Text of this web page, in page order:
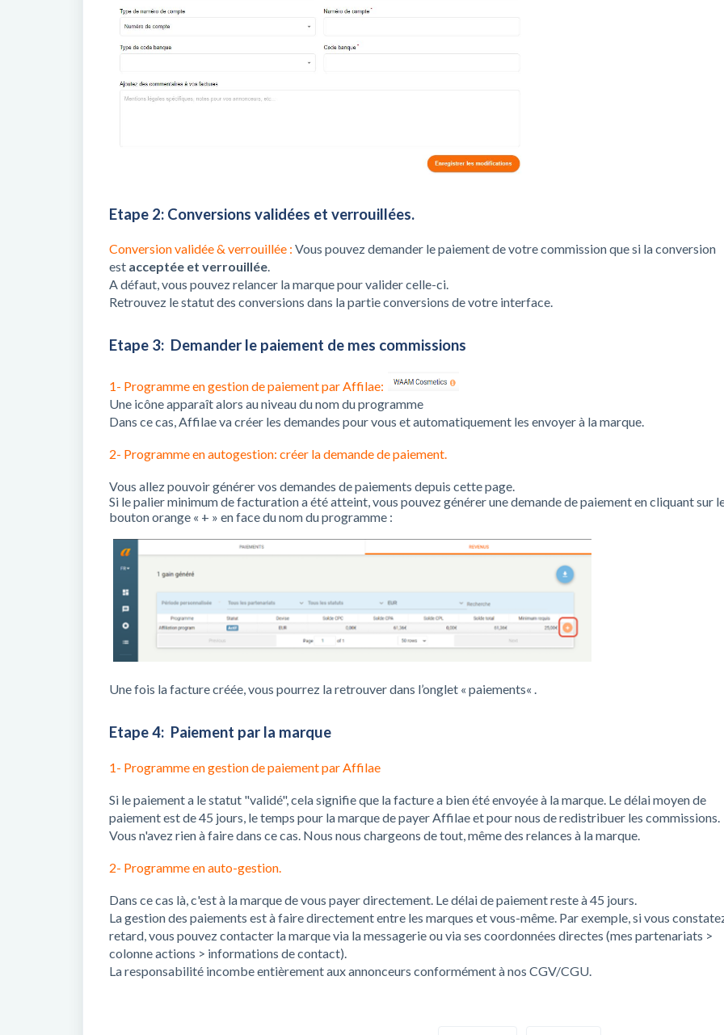
Etape 2: Conversions validées et verrouillées.
Conversion validée & verrouillée : Vous pouvez demander le paiement de votre commission que si la conversion
est acceptée et verrouillée.
A défaut, vous pouvez relancer la marque pour valider celle-ci.
Retrouvez le statut des conversions dans la partieconversions de votre interface.
Etape 3: Demander le paiement de mes commissions
1- Programme en gestion de paiement par Affilae:
Une icône apparaît alors au niveau du nom du programme
Dans ce cas, Affilae va créer les demandes pour vous et automatiquement les envoyer à la marque.
2- Programme en autogestion: créer la demande de paiement.
Vous allez pouvoir générer vos demandes de paiements depuis cette page.
Si le palier minimum de facturation a été atteint, vous pouvez générer une demande de paiement en cliquant sur
bouton orange « + » en face du nom du programme :
Une fois la facture créée, vous pourrez la retrouver dans l’onglet « paiements« .
Etape 4: Paiement par la marque
1- Programme en gestion de paiement par Affilae
Si le paiement a le statut "validé", cela signifie que la facture a bien été envoyée à la marque. Le délai moyen de
paiement est de 45 jours, le temps pour la marque de payer Affilae et pour nous de redistribuer les commissions.
Vous n'avez rien à faire dans ce cas. Nous nous chargeons de tout, même des relances à la marque.
2- Programme en auto-gestion.
Dans ce cas là, c'est à la marque de vous payer directement. Le délai de paiement reste à 45 jours.
La gestion des paiements est à faire directement entre les marques et vous-même. Par exemple, si vous
retard, vous pouvez contacter la marque via la messagerie ou via ses coordonnées directes (mes partenariats >
colonneactions > informations de contact).
La responsabilité incombe entièrement aux annonceurs conformément à nos CGV/CGU